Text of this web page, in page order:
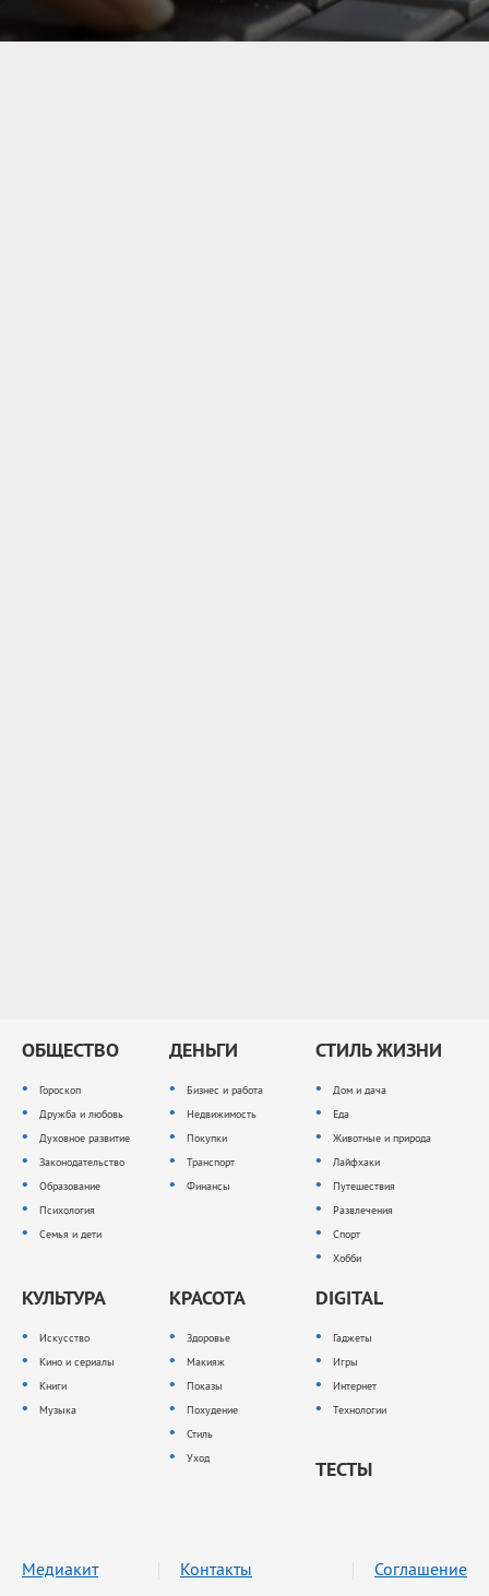
ОБЩЕСТВО
Гороскоп
Дружба и любовь
Духовное развитие
Законодательство
Образование
Психология
Семья и дети
ДЕНЬГИ
Бизнес и работа
Недвижимость
Покупки
Транспорт
Финансы
СТИЛЬ ЖИЗНИ
Дом и дача
Еда
Животные и природа
Лайфхаки
Путешествия
Развлечения
Спорт
Хобби
КУЛЬТУРА
Искусство
Кино и сериалы
Книги
Музыка
КРАСОТА
Здоровье
Макияж
Показы
Похудение
Стиль
Уход
DIGITAL
Гаджеты
Игры
Интернет
Технологии
ТЕСТЫ
Медиакит Контакты Соглашение